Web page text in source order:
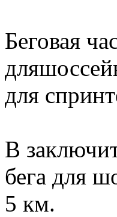
Беговая
для
В
бега для
5 км.